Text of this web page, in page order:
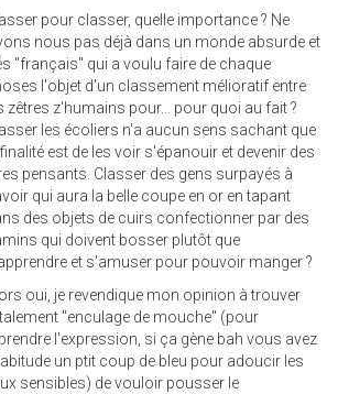
pour classer, quelle importance ? Ne
nous pas déjà dans un monde absurde et
"français" qui a voulu faire de chaque
l'objet d'un classement mélioratif entre
zêtres z'humains pour... pour quoi au fait ?
les écoliers n'a aucun sens sachant que
finalité est de les voir s'épanouir et devenir des
pensants. Classer des gens surpayés à
qui aura la belle coupe en or en tapant
des objets de cuirs confectionner par des
qui doivent bosser plutôt que
et s'amuser pour pouvoir manger ?
oui, je revendique mon opinion à trouver
"enculage de mouche" (pour
l'expression, si ça gène bah vous avez
un ptit coup de bleu pour adoucir les
sensibles) de vouloir pousser le